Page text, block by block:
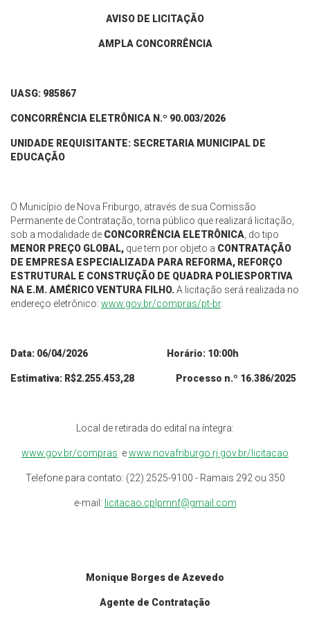
AVISO DE LICITAÇÃO
AMPLA CONCORRÊNCIA
UASG: 985867
CONCORRÊNCIA ELETRÔNICA N.º 90.003/2026
UNIDADE REQUISITANTE: SECRETARIA MUNICIPAL DE
EDUCAÇÃO
O Município de Nova Friburgo, através de sua Comissão
Permanente de Contratação, torna público que realizará licitação,
sob a modalidade de CONCORRÊNCIA ELETRÔNICA , do tipo
MENOR PREÇO GLOBAL, que tem por objeto a CONTRATAÇÃO
DE EMPRESA ESPECIALIZADA PARA REFORMA, REFORÇO
ESTRUTURAL E CONSTRUÇÃO DE QUADRA POLIESPORTIVA
NA E.M. AMÉRICO VENTURA FILHO. A licitação será realizada no
endereço eletrônico: www.gov.br/compras/pt-br.
Data: 06/04/2026 Horário: 10:00h
Estimativa: R$2.255.453,28 Processo n.º 16.386/2025
Local de retirada do edital na íntegra:
www.gov.br/compras ewww.novafriburgo.rj.gov.br/licitacao
Telefone para contato: (22) 2525-9100 - Ramais 292 ou 350
e-mail: licitacao.cplpmnf@gmail.com
Monique Borges de Azevedo
Agente de Contratação